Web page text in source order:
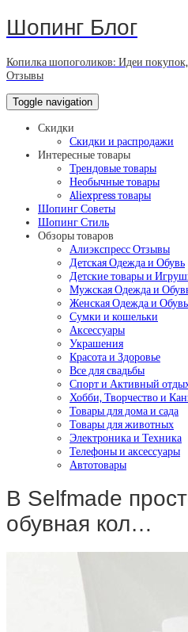
Шопинг Блог
Копилка шопоголиков: Идеи
Отзывы
Toggle navigation
Скидки
Скидки и распродажи
Интересные товары
Трендовые товары
Необычные товары
Aliexpress товары
Шопинг Советы
Шопинг Стиль
Обзоры товаров
Алиэкспресс Отзывы
Детская Одежда и Обувь
Детские товары и
Мужская Одежда и
Женская Одежда и Обувь
Сумки и кошельки
Аксессуары
Украшения
Красота и Здоровье
Все для свадьбы
Спорт и Активный
Хобби, Творчество и
Товары для дома и сада
Товары для животных
Электроника и Техника
Телефоны и аксессуары
Автотовары
В Selfmade
обувная кол…